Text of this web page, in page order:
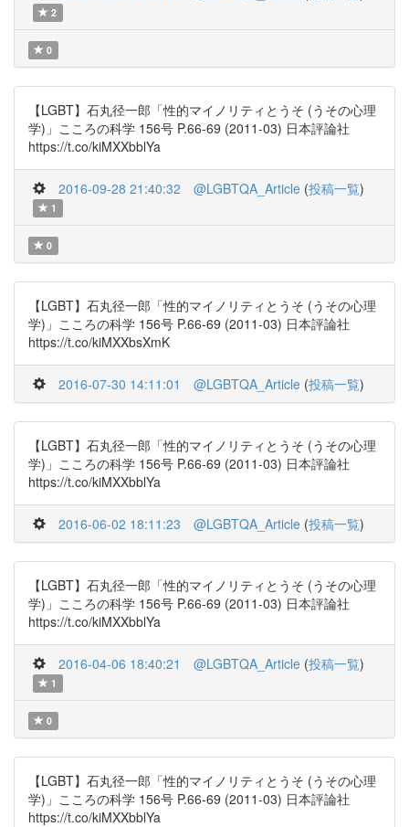
2
0
【LGBT】石丸径一郎「性的マイノリティとうそ (うその心理
学)」こころの科学 156号 P.66-69 (2011-03) 日本評論社
https://t.co/kiMXXbblYa
2016-09-28 21:40:32 @LGBTQA_Article (投稿一覧)
1
0
【LGBT】石丸径一郎「性的マイノリティとうそ (うその心理
学)」こころの科学 156号 P.66-69 (2011-03) 日本評論社
https://t.co/kiMXXbsXmK
2016-07-30 14:11:01 @LGBTQA_Article (投稿一覧)
【LGBT】石丸径一郎「性的マイノリティとうそ (うその心理
学)」こころの科学 156号 P.66-69 (2011-03) 日本評論社
https://t.co/kiMXXbblYa
2016-06-02 18:11:23 @LGBTQA_Article (投稿一覧)
【LGBT】石丸径一郎「性的マイノリティとうそ (うその心理
学)」こころの科学 156号 P.66-69 (2011-03) 日本評論社
https://t.co/kiMXXbblYa
2016-04-06 18:40:21 @LGBTQA_Article (投稿一覧)
1
0
【LGBT】石丸径一郎「性的マイノリティとうそ (うその心理
学)」こころの科学 156号 P.66-69 (2011-03) 日本評論社
https://t.co/kiMXXbblYa